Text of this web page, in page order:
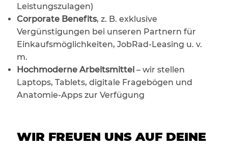
Leistungszulagen)
Corporate Benefits, z. B. exklusive
Vergünstigungen bei unseren Partnern für
Einkaufsmöglichkeiten, JobRad-Leasing u. v.
m.
Hochmoderne Arbeitsmittel– wir stellen
Laptops, Tablets, digitale Fragebögen und
Anatomie-Apps zur Verfügung
WIR FREUEN UNS AUF DEINE